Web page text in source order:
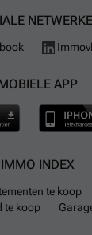
APP
IMMO INDEX
te koop
te koop